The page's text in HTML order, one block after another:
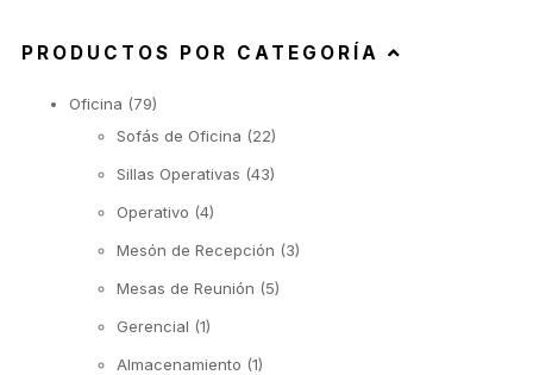
PRODUCTOS POR CATEGORÍA
Oficina (79)
Sofás de Oficina (22)
Sillas Operativas (43)
Operativo (4)
Mesón de Recepción (3)
Mesas de Reunión (5)
Gerencial (1)
Almacenamiento (1)